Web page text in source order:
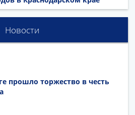
Новости
прошло торжество в честь